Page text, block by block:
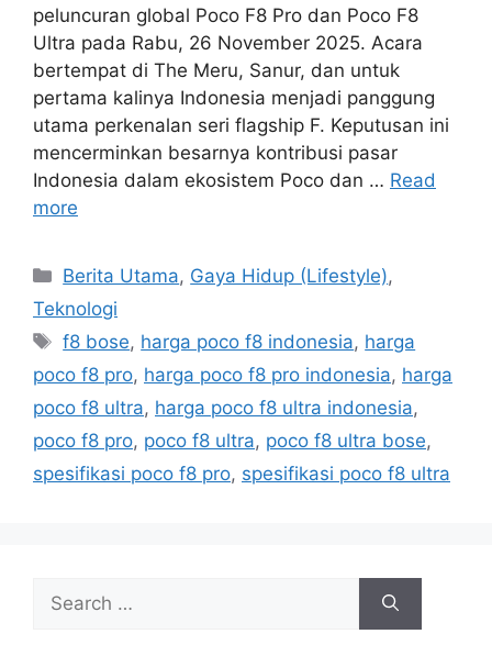
peluncuran global Poco F8 Pro dan Poco F8
Ultra pada Rabu, 26 November 2025. Acara
bertempat di The Meru, Sanur, dan untuk
pertama kalinya Indonesia menjadi panggung
utama perkenalan seri flagship F. Keputusan ini
mencerminkan besarnya kontribusi pasar
Indonesia dalam ekosistem Poco dan … Read
more
C
e
g
o
r
Berita Utama, Gaya Hidup (Lifestyle),
Teknologi
T
s
f8 bose, harga poco f8 indonesia, harga
poco f8 pro, harga poco f8 pro indonesia, harga
poco f8 ultra, harga poco f8 ultra indonesia,
poco f8 pro, poco f8 ultra, poco f8 ultra bose,
spesifikasi poco f8 pro, spesifikasi poco f8 ultra